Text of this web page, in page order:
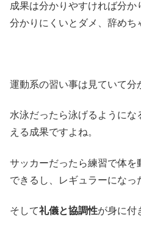
成果は分かりやすければ分
分かりにくいとダメ、辞めち
運動系の習い事は見ていて分
水泳だったら泳げるように
える成果ですよね。
サッカーだったら練習で体
できるし、レギュラーになっ
そして礼儀と協調性が身に付